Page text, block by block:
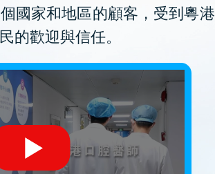
國家和地區的顧客，受到粵港
的歡迎與信任。